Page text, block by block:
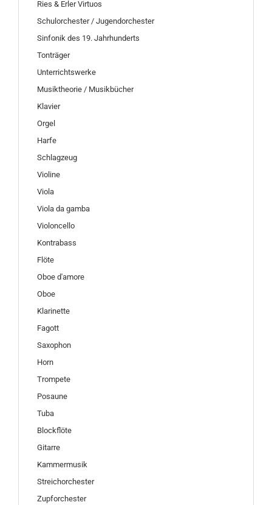
Ries & Erler Virtuos
Schulorchester / Jugendorchester
Sinfonik des 19. Jahrhunderts
Tonträger
Unterrichtswerke
Musiktheorie / Musikbücher
Klavier
Orgel
Harfe
Schlagzeug
Violine
Viola
Viola da gamba
Violoncello
Kontrabass
Flöte
Oboe d'amore
Oboe
Klarinette
Fagott
Saxophon
Horn
Trompete
Posaune
Tuba
Blockflöte
Gitarre
Kammermusik
Streichorchester
Zupforchester